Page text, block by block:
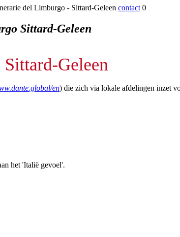
del Limburgo - Sittard-Geleen contact 0
Sittard-Geleen
Geleen
en) die zich via lokale afdelingen inzet
het 'Italië gevoel'.